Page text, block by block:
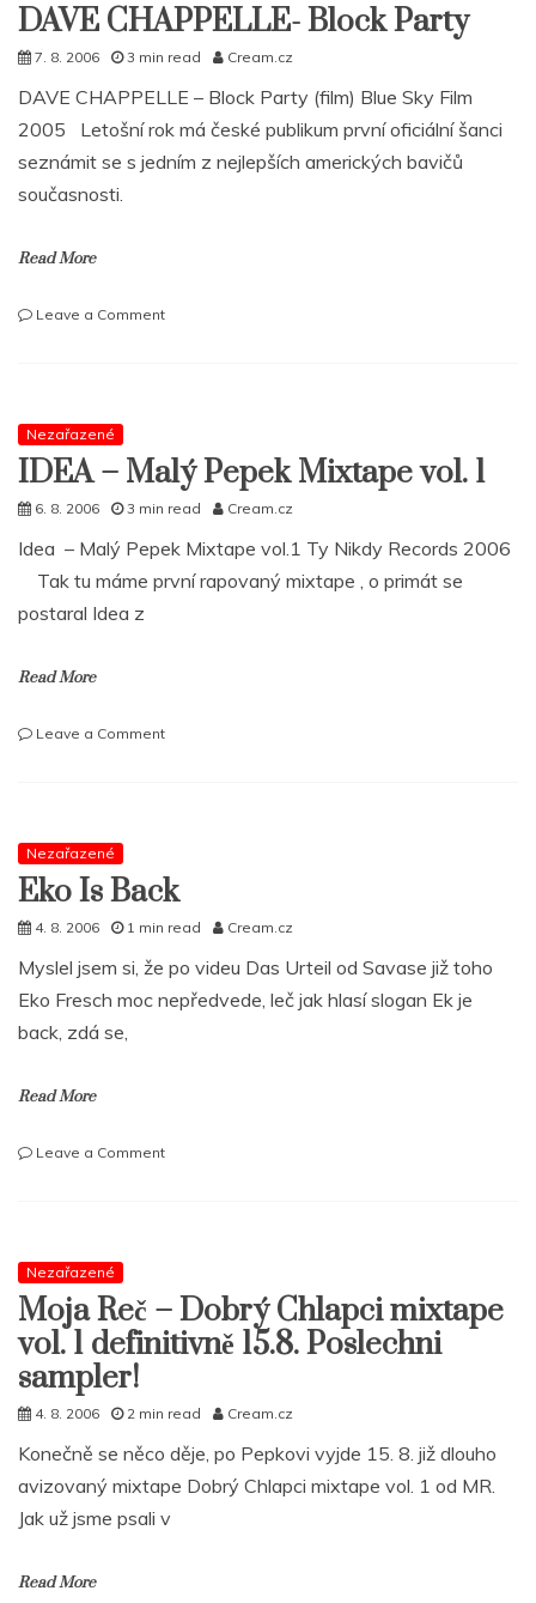
DAVE CHAPPELLE- Block Party
7. 8. 2006 3 min read Cream.cz
DAVE CHAPPELLE – Block Party (film) Blue Sky Film
2005 Letošní rok má české publikum první oficiální šanci
seznámit se s jedním z nejlepších amerických bavičů
současnosti.
Read More
Leave a Commenton
Nezařazené
IDEA – Malý Pepek Mixtape vol. 1
6. 8. 2006 3 min read Cream.cz
Idea – Malý Pepek Mixtape vol.1 Ty Nikdy Records 2006
Tak tu máme první rapovaný mixtape , o primát se
postaral Idea z
Read More
Leave a Commenton
vol.
1
Nezařazené
Eko Is Back
4. 8. 2006 1 min read Cream.cz
Myslel jsem si, že po videu Das Urteil od Savase již toho
Eko Fresch moc nepředvede, leč jak hlasí slogan Ek je
back, zdá se,
Read More
Leave a Commenton
Nezařazené
Moja Reč – Dobrý Chlapci mixtape
vol. 1 definitivně 15.8. Poslechni
sampler!
4. 8. 2006 2 min read Cream.cz
Konečně se něco děje, po Pepkovi vyjde 15. 8. již dlouho
avizovaný mixtape Dobrý Chlapci mixtape vol. 1 od MR.
Jak už jsme psali v
Read More